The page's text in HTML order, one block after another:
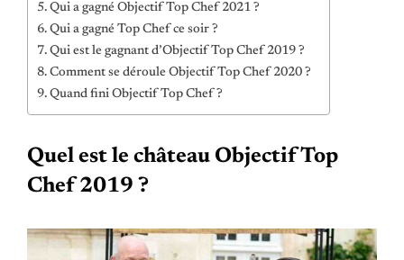
Qui a gagné Objectif Top Chef 2021 ?
Qui a gagné Top Chef ce soir ?
Qui est le gagnant d’Objectif Top Chef 2019 ?
Comment se déroule Objectif Top Chef 2020 ?
Quand fini Objectif Top Chef ?
Quel est le château Objectif Top
Chef 2019 ?